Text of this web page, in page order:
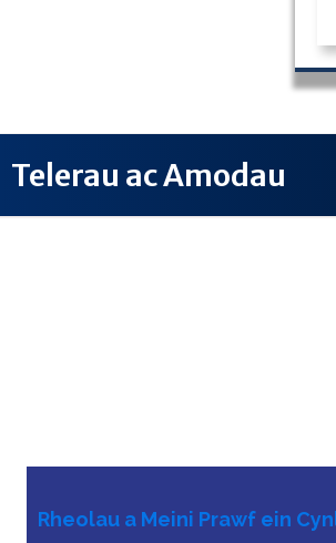
Telerau ac Amodau
Rheolau a Meini Prawf ein